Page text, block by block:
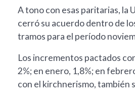
A tono con esas paritarias, la
cerró su acuerdo dentro de
tramos para el período
Los incrementos pactados
2%; en enero, 1,8%; en
con el kirchnerismo, también